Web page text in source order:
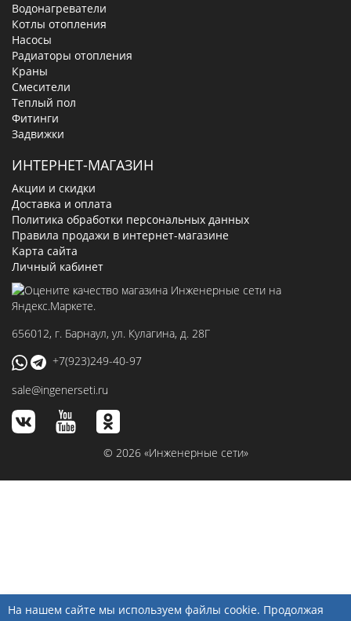
Водонагреватели
Котлы отопления
Насосы
Радиаторы отопления
Краны
Смесители
Теплый пол
Фитинги
Задвижки
ИНТЕРНЕТ-МАГАЗИН
Акции и скидки
Доставка и оплата
Политика обработки персональных данных
Правила продажи в интернет-магазине
Карта сайта
Личный кабинет
656012, г. Барнаул, ул. Кулагина, д. 28Г
+7(923)249-40-97
sale@ingenerseti.ru
© 2026 «Инженерные сети»
На нашем сайте мы используем файлы cookie. Продолжая